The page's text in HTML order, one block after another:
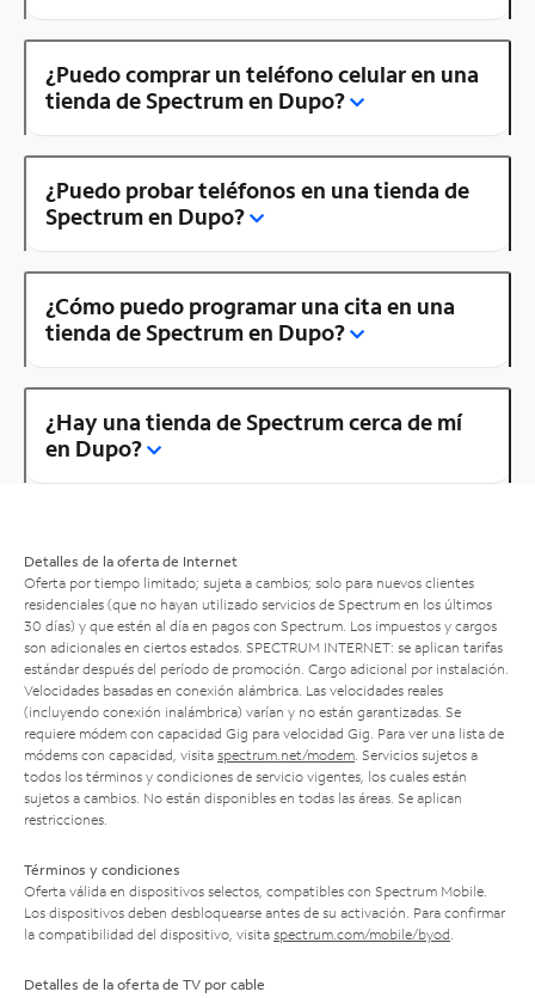
¿Puedo comprar un teléfono celular en una
tienda de Spectrum en Dupo?
¿Puedo probar teléfonos en una tienda de
Spectrum en Dupo?
¿Cómo puedo programar una cita en una
tienda de Spectrum en Dupo?
¿Hay una tienda de Spectrum cerca de mí
en Dupo?
Detalles de la oferta de Internet
Oferta por tiempo limitado; sujeta a cambios; solo para nuevos clientes
residenciales (que no hayan utilizado servicios de Spectrum en los últimos
30 días) y que estén al día en pagos con Spectrum. Los impuestos y cargos
son adicionales en ciertos estados. SPECTRUM INTERNET: se aplican tarifas
estándar después del período de promoción. Cargo adicional por instalación.
Velocidades basadas en conexión alámbrica. Las velocidades reales
(incluyendo conexión inalámbrica) varían y no están garantizadas. Se
requiere módem con capacidad Gig para velocidad Gig. Para ver una lista de
módems con capacidad, visita spectrum.net/modem . Servicios sujetos a
todos los términos y condiciones de servicio vigentes, los cuales están
sujetos a cambios. No están disponibles en todas las áreas. Se aplican
restricciones.
Términos y condiciones
Oferta válida en dispositivos selectos, compatibles con Spectrum Mobile.
Los dispositivos deben desbloquearse antes de su activación. Para confirmar
la compatibilidad del dispositivo, visita spectrum.com/mobile/byod
Detalles de la oferta de TV por cable